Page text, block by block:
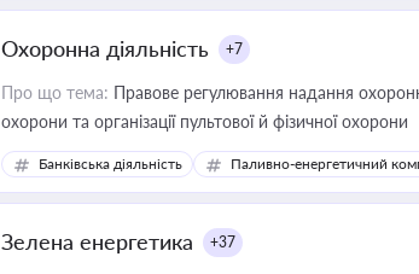
Охоронна діяльність +7
Про що тема: Правове регулювання надання
охорони та організації пультової й фізичної охорони
Банківська діяльність Паливно-енергетичний
Зелена енергетика +37